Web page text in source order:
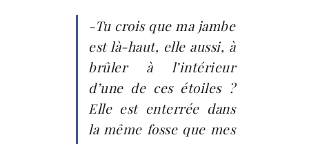
-Tu crois que ma jambe
est là-haut, elle aussi, à
brûler à l’intérieur
d’une de ces étoiles ?
Elle est enterrée dans
la même fosse que mes